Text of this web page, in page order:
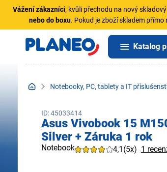
Vážení zákazníci, kvůli přechodu na nový
nebo do boxu. Pokud je zboží skladem přímo
Katalog
Notebooky, PC, tablety a IT
ID: 45033414
Asus Vivobook 15
Silver + Záruka 1 rok
Notebook 4,1 (5x) 1